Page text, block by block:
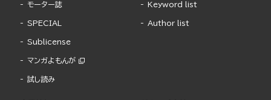
モーター誌
SPECIAL
Sublicense
マンガよもんが
試し読み
Keyword list
Author list